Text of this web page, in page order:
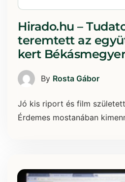
Hirado.hu –
teremtett az
kert
By Rosta Gábor
Jó kis riport és film
Érdemes mostanában